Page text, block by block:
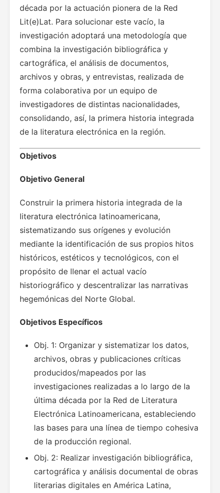
década por la actuación pionera de la Red
Lit(e)Lat. Para solucionar este vacío, la
investigación adoptará una metodología que
combina la investigación bibliográfica y
cartográfica, el análisis de documentos,
archivos y obras, y entrevistas, realizada de
forma colaborativa por un equipo de
investigadores de distintas nacionalidades,
consolidando, así, la primera historia integrada
de la literatura electrónica en la región.
Objetivos
Objetivo General
Construir la primera historia integrada de la
literatura electrónica latinoamericana,
sistematizando sus orígenes y evolución
mediante la identificación de sus propios hitos
históricos, estéticos y tecnológicos, con el
propósito de llenar el actual vacío
historiográfico y descentralizar las narrativas
hegemónicas del Norte Global.
Objetivos Específicos
Obj. 1: Organizar y sistematizar los datos,
archivos, obras y publicaciones críticas
producidos/mapeados por las
investigaciones realizadas a lo largo de la
última década por la Red de Literatura
Electrónica Latinoamericana, estableciendo
las bases para una línea de tiempo cohesiva
de la producción regional.
Obj. 2: Realizar investigación bibliográfica,
cartográfica y análisis documental de obras
literarias digitales en América Latina,